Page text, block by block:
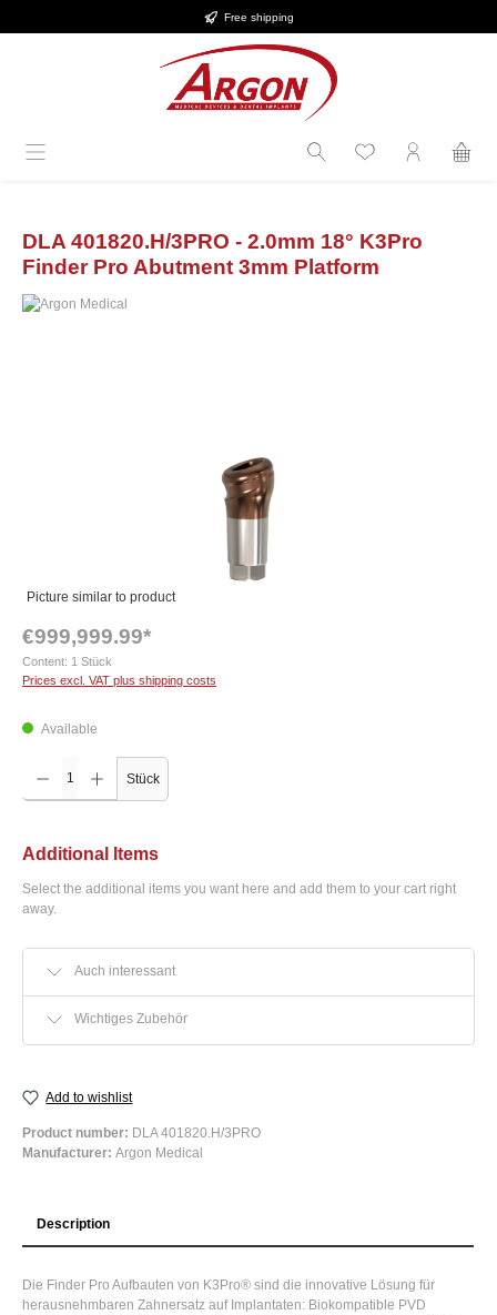
Free shipping
DLA 401820.H/3PRO - 2.0mm 18° K3Pro
Finder Pro Abutment 3mm Platform
Picture similar to product
€999,999.99*
Content: 1 Stück
Prices excl. VAT plus shipping costs
Available
Product Quantity: Enter the desired amount or use the buttons to increase or decrease the
Stück
Additional Items
Select the additional items you want here and add them to your cart right
away.
Auch interessant
Wichtiges Zubehör
Add to wishlist
Product number: DLA 401820.H/3PRO
Manufacturer: Argon Medical
Description
Die Finder Pro Aufbauten von K3Pro® sind die innovative Lösung für
herausnehmbaren Zahnersatz auf Implantaten: Biokompatible PVD